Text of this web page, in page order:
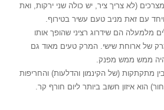
(לא צריך ציר, יש כולה שני ירקות, ואת
עם זאת מניב טעם עשיר בטירוף.
מלמעלה הם שידרוג רציני שהופך אותו
של ארוחת שישי. המרק טעים מאוד גם
ממש ממש מפנק.
מתקתקות (של הקינמון והדלעות) והחריפות
הוא איזון חשוב ביותר ליום חורף קר.